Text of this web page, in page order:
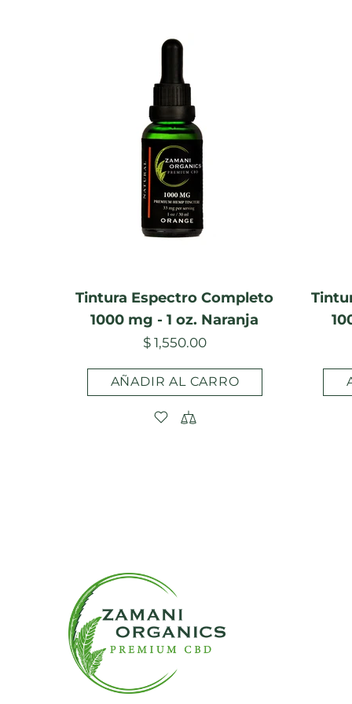
Tintura Espectro Completo
1000 mg - 1 oz. Naranja
$ 1,550.00
AÑADIR AL CARRO